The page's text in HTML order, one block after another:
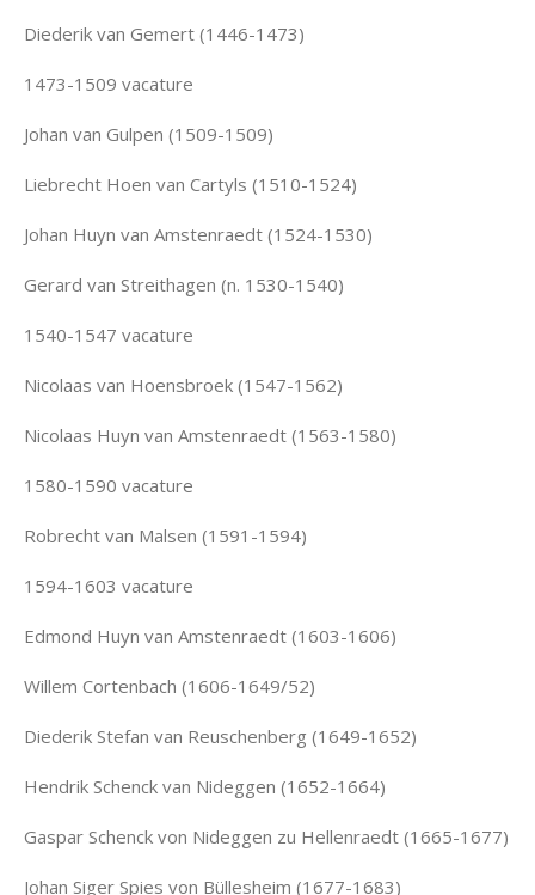
Diederik van Gemert (1446-1473)
1473-1509 vacature
Johan van Gulpen (1509-1509)
Liebrecht Hoen van Cartyls (1510-1524)
Johan Huyn van Amstenraedt (1524-1530)
Gerard van Streithagen (n. 1530-1540)
1540-1547 vacature
Nicolaas van Hoensbroek (1547-1562)
Nicolaas Huyn van Amstenraedt (1563-1580)
1580-1590 vacature
Robrecht van Malsen (1591-1594)
1594-1603 vacature
Edmond Huyn van Amstenraedt (1603-1606)
Willem Cortenbach (1606-1649/52)
Diederik Stefan van Reuschenberg (1649-1652)
Hendrik Schenck van Nideggen (1652-1664)
Gaspar Schenck von Nideggen zu Hellenraedt (1665-1677)
Johan Siger Spies von Büllesheim (1677-1683)